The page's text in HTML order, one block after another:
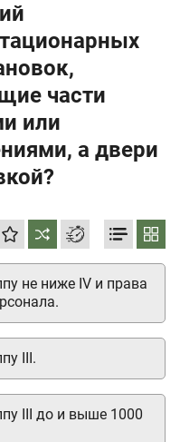
части
или
а двери
III.
III до и выше 1000
не ниже IV и права